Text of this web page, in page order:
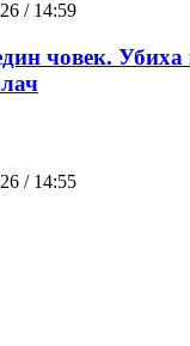
/ 14:59
човек. Убиха
/ 14:55